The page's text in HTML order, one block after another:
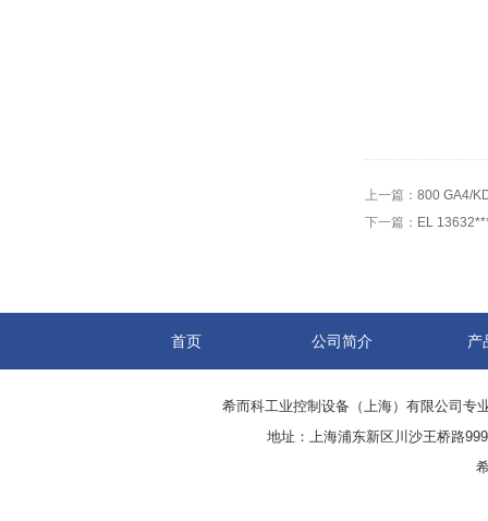
上一篇： 800 GA4/
下一篇： EL
首页 公司简介 产
希而科工业控制设备（上海）有限公司专
地址：上海浦东新区川沙王桥路